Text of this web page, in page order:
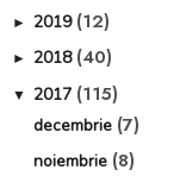
► 2019 (12)
► 2018 (40)
▼ 2017 (115)
decembrie (7)
noiembrie (8)